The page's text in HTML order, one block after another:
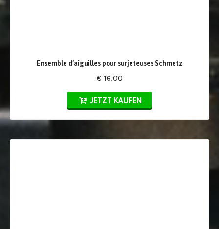
Ensemble d’aiguilles pour surjeteuses Schmetz
€ 16,00
JETZT KAUFEN